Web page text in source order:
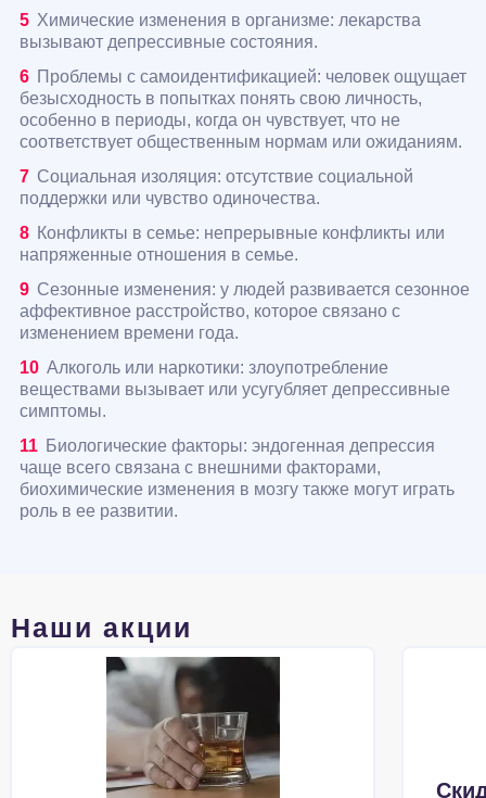
Химические изменения в организме: лекарства
вызывают депрессивные состояния.
Проблемы с самоидентификацией: человек ощущает
безысходность в попытках понять свою личность,
особенно в периоды, когда он чувствует, что не
соответствует общественным нормам или ожиданиям.
Социальная изоляция: отсутствие социальной
поддержки или чувство одиночества.
Конфликты в семье: непрерывные конфликты или
напряженные отношения в семье.
Сезонные изменения: у людей развивается сезонное
аффективное расстройство, которое связано с
изменением времени года.
Алкоголь или наркотики: злоупотребление
веществами вызывает или усугубляет депрессивные
симптомы.
Биологические факторы: эндогенная депрессия
чаще всего связана с внешними факторами,
биохимические изменения в мозгу также могут играть
роль в ее развитии.
Наши акции